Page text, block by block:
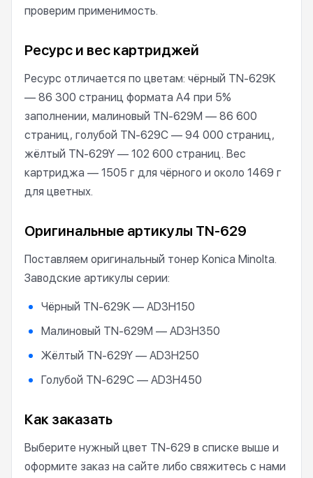
проверим применимость.
Ресурс и вес картриджей
Ресурс отличается по цветам: чёрный TN-629K
— 86 300 страниц формата А4 при 5%
заполнении, малиновый TN-629M — 86 600
страниц, голубой TN-629C — 94 000 страниц,
жёлтый TN-629Y — 102 600 страниц. Вес
картриджа — 1505 г для чёрного и около 1469 г
для цветных.
Оригинальные артикулы TN-629
Поставляем оригинальный тонер Konica Minolta.
Заводские артикулы серии:
Чёрный TN-629K — AD3H150
Малиновый TN-629M — AD3H350
Жёлтый TN-629Y — AD3H250
Голубой TN-629C — AD3H450
Как заказать
Выберите нужный цвет TN-629 в списке выше и
оформите заказ на сайте либо свяжитесь с нами